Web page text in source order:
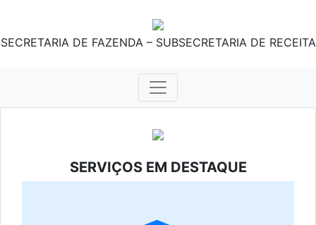
SECRETARIA DE FAZENDA – SUBSECRETARIA DE RECEITA
SERVIÇOS EM DESTAQUE